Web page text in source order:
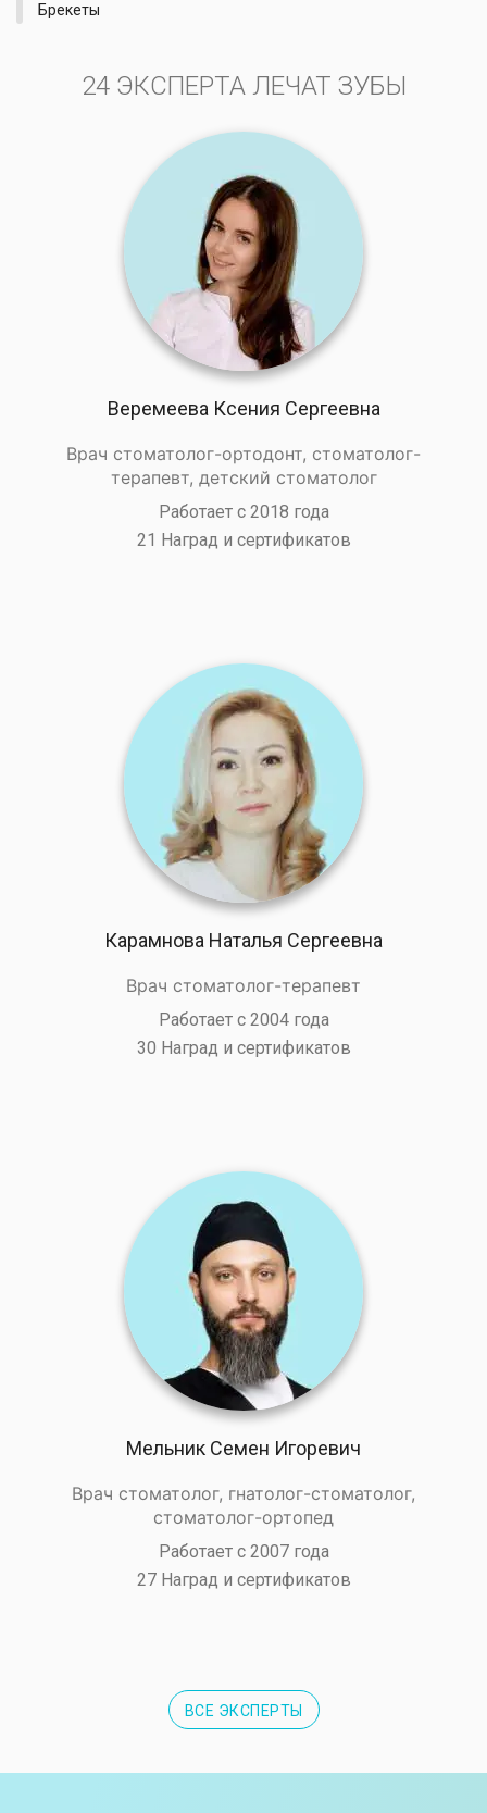
Брекеты
24 ЭКСПЕРТА ЛЕЧАТ ЗУБЫ
Веремеева Ксения Сергеевна
Врач стоматолог-ортодонт, стоматолог-
терапевт, детский стоматолог
Работает с 2018 года
21 Наград и сертификатов
Карамнова Наталья Сергеевна
Врач стоматолог-терапевт
Работает с 2004 года
30 Наград и сертификатов
Мельник Семен Игоревич
Врач стоматолог, гнатолог-стоматолог,
стоматолог-ортопед
Работает с 2007 года
27 Наград и сертификатов
ВСЕ ЭКСПЕРТЫ